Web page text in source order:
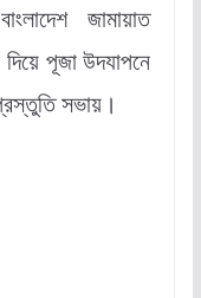
জামায়াত
পূজা উদযাপনে
সভায়।